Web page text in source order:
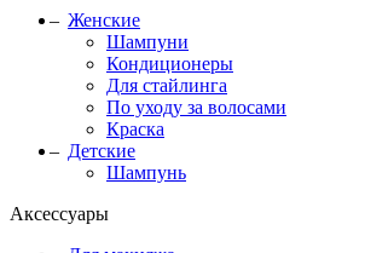
Женские
Шампуни
Кондиционеры
Для стайлинга
По уходу за волосами
Краска
Детские
Шампунь
Аксессуары